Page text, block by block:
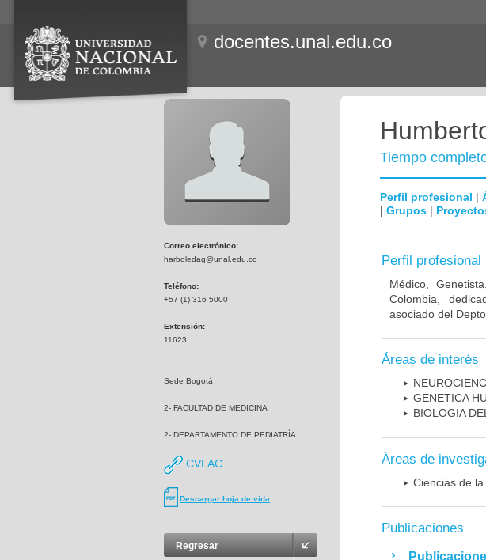
docentes.unal.edu.co
Correo electrónico:
harboledag@unal.edu.co
Teléfono:
+57 (1) 316 5000
Extensión:
11623
Sede Bogotá
2- FACULTAD DE MEDICINA
2- DEPARTAMENTO DE PEDIATRÍA
CVLAC
Descargar hoja de vida
Regresar
Tiempo
Perfil profesional |
| Grupos |
Perfil profesional
Médico,
Colombia,
asociado del
Áreas de interés
GENETICA
BIOLOGIA
Áreas de
Ciencias de la
Publicaciones